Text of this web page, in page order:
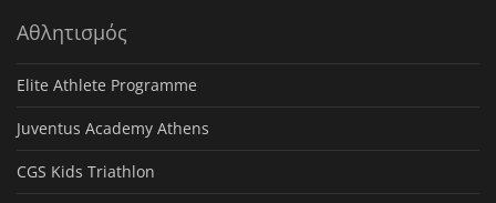
Αθλητισμός
Elite Athlete Programme
Juventus Academy Athens
CGS Kids Triathlon